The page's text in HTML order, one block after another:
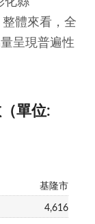
整體來看，全
呈現普遍性
單位:
基隆市
4,616